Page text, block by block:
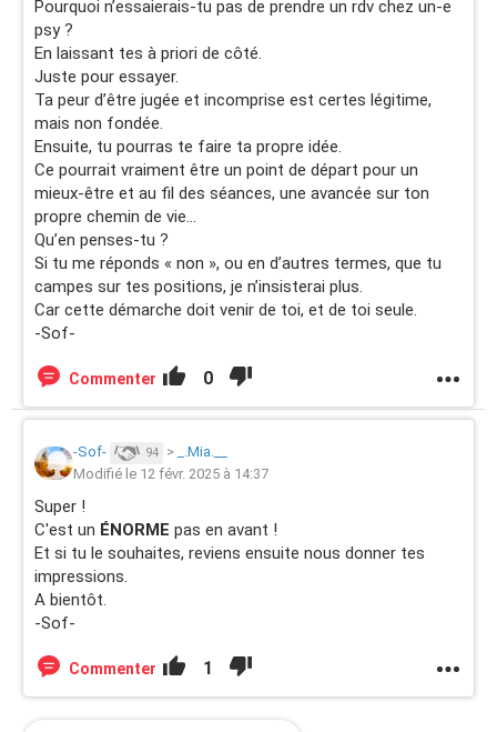
Pourquoi n’essaierais-tu pas de prendre un rdv chez un-e
psy ?
En laissant tes à priori de côté.
Juste pour essayer.
Ta peur d’être jugée et incomprise est certes légitime,
mais non fondée.
Ensuite, tu pourras te faire ta propre idée.
Ce pourrait vraiment être un point de départ pour un
mieux-être et au fil des séances, une avancée sur ton
propre chemin de vie…
Qu’en penses-tu ?
Si tu me réponds « non », ou en d’autres termes, que tu
campes sur tes positions, je n’insisterai plus.
Car cette démarche doit venir de toi, et de toi seule.
-Sof-
Commenter 0
-Sof- 94 >
_.Mia.__
Modifié le 12 févr. 2025 à 14:37
Super !
C'est un ÉNORME pas en avant !
Et si tu le souhaites, reviens ensuite nous donner tes
impressions.
A bientôt.
-Sof-
Commenter 1